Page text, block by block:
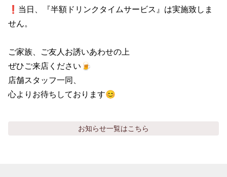
華花
決算説明資料
株主総会関連資料
その他IR資料
適時開示資料
FAQ
❗️当日、『半額ドリンクタイムサービス』は実施致しま
せん。
ご家族、ご友人お誘いあわせの上
ぜひご来店ください🍺
店舗スタッフ一同、
心よりお待ちしております😊
お知らせ一覧はこちら